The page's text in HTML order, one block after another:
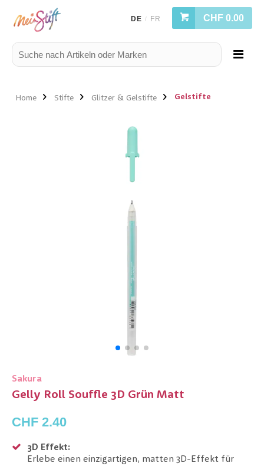
DE / FR CHF 0.00
Home Stifte Glitzer & Gelstifte Gelstifte
Sakura
Gelly Roll Souffle 3D Grün Matt
CHF 2.40
3D Effekt:
Erlebe einen einzigartigen, matten 3D-Effekt für